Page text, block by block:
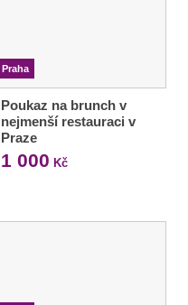
Praha
Poukaz na brunch v
nejmenší restauraci v
Praze
1 000 Kč